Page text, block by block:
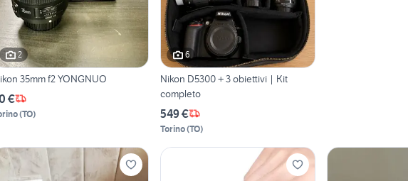
2
35mm f2 YONGNUO
€
(TO)
6
Nikon D5300 + 3 obiettivi | Kit
completo
549 €
Torino(TO)